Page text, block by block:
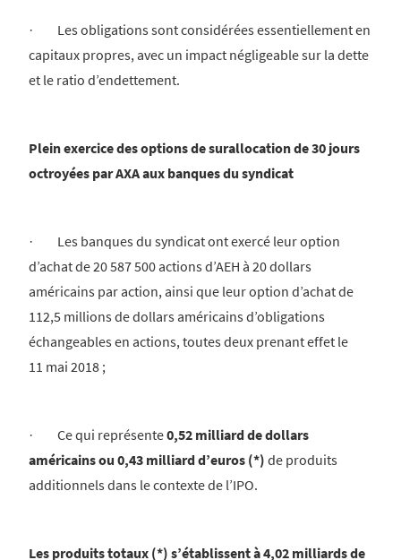
· Les obligations sont considérées essentiellement en
capitaux propres, avec un impact négligeable sur la dette
et le ratio d’endettement.
Plein exercice des options de surallocation de 30 jours
octroyées par AXA aux banques du syndicat
· Les banques du syndicat ont exercé leur option
d’achat de 20 587 500 actions d’AEH à 20 dollars
américains par action, ainsi que leur option d’achat de
112,5 millions de dollars américains d’obligations
échangeables en actions, toutes deux prenant effet le
11 mai 2018 ;
· Ce qui représente0,52 milliard de dollars
américains ou 0,43 milliard d’euros (*) de produits
additionnels dans le contexte de l’IPO.
Les produits totaux (*) s’établissent à 4,02 milliards de